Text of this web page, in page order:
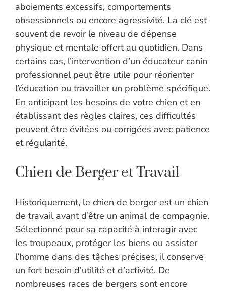
aboiements excessifs, comportements
obsessionnels ou encore agressivité. La clé est
souvent de revoir le niveau de dépense
physique et mentale offert au quotidien. Dans
certains cas, l’intervention d’un éducateur canin
professionnel peut être utile pour réorienter
l’éducation ou travailler un problème spécifique.
En anticipant les besoins de votre chien et en
établissant des règles claires, ces difficultés
peuvent être évitées ou corrigées avec patience
et régularité.
Chien de Berger et Travail
Historiquement, le chien de berger est un chien
de travail avant d’être un animal de compagnie.
Sélectionné pour sa capacité à interagir avec
les troupeaux, protéger les biens ou assister
l’homme dans des tâches précises, il conserve
un fort besoin d’utilité et d’activité. De
nombreuses races de bergers sont encore